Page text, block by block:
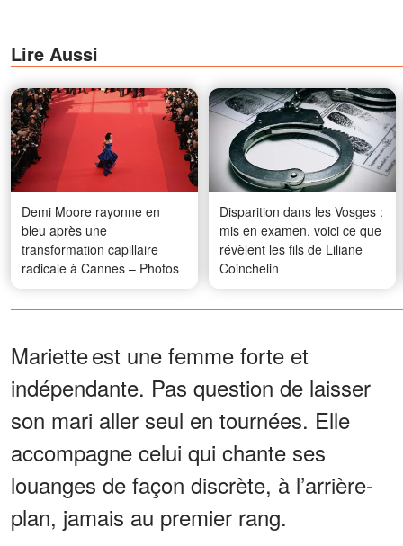
Lire Aussi
Demi Moore rayonne en
bleu après une
transformation capillaire
radicale à Cannes – Photos
Disparition dans les Vosges :
mis en examen, voici ce que
révèlent les fils de Liliane
Coinchelin
Mariette est une femme forte et
indépendante. Pas question de laisser
son mari aller seul en tournées. Elle
accompagne celui qui chante ses
louanges de façon discrète, à l’arrière-
plan, jamais au premier rang.